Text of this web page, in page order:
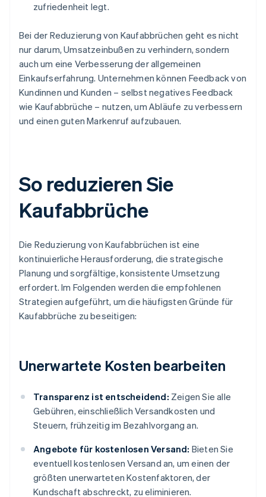
zufriedenheit legt.
Bei der Reduzierung von Kaufabbrüchen geht es nicht
nur darum, Umsatzeinbußen zu verhindern, sondern
auch um eine Verbesserung der allgemeinen
Einkaufserfahrung. Unternehmen können Feedback von
Kundinnen und Kunden – selbst negatives Feedback
wie Kaufabbrüche – nutzen, um Abläufe zu verbessern
und einen guten Markenruf aufzubauen.
So reduzieren Sie
Kaufabbrüche
Die Reduzierung von Kaufabbrüchen ist eine
kontinuierliche Herausforderung, die strategische
Planung und sorgfältige, konsistente Umsetzung
erfordert. Im Folgenden werden die empfohlenen
Strategien aufgeführt, um die häufigsten Gründe für
Kaufabbrüche zu beseitigen:
Unerwartete Kosten bearbeiten
Transparenz ist entscheidend: Zeigen Sie alle
Gebühren, einschließlich Versandkosten und
Steuern, frühzeitig im Bezahlvorgang an.
Angebote für kostenlosen Versand: Bieten Sie
eventuell kostenlosen Versand an, um einen der
größten unerwarteten Kostenfaktoren, der
Kundschaft abschreckt, zu eliminieren.